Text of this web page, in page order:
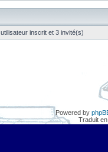
inscrit et 3 invité(s)
Powered by
Traduit